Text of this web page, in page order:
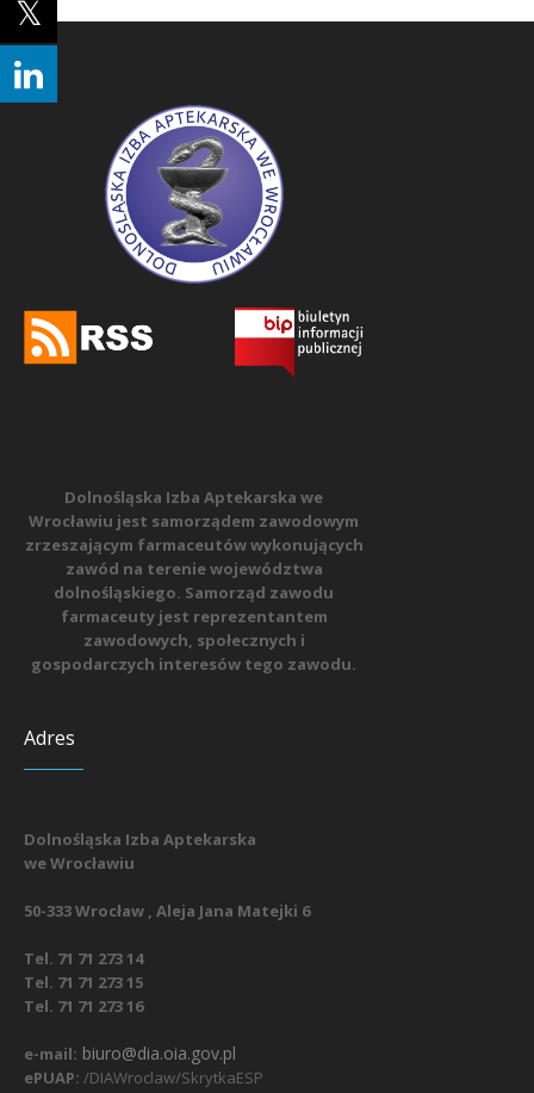
Dolnośląska Izba Aptekarska we
Wrocławiu jest samorządem zawodowym
zrzeszającym farmaceutów wykonujących
zawód na terenie województwa
dolnośląskiego. Samorząd zawodu
farmaceuty jest reprezentantem
zawodowych, społecznych i
gospodarczych interesów tego zawodu.
Adres
Dolnośląska Izba Aptekarska
we Wrocławiu
50-333 Wrocław , Aleja Jana Matejki 6
Tel. 71 71 273 14
Tel. 71 71 273 15
Tel. 71 71 273 16
e-mail: biuro@dia.oia.gov.pl
ePUAP: /DIAWroclaw/SkrytkaESP